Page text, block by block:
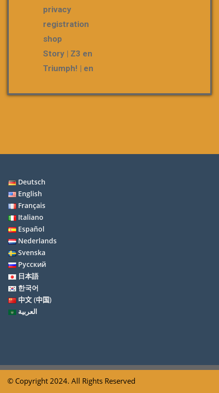
privacy
registration
shop
Story | Z3 en
Triumph! | en
Deutsch
English
Français
Italiano
Español
Nederlands
Svenska
Русский
日本語
한국어
中文 (中国)
العربية
© Copyright 2024. All Rights Reserved